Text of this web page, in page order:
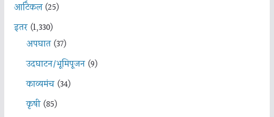
आर्टिकल(25)
इतर(1,330)
अपघात(37)
उदघाटन/भूमिपूजन(9)
काव्यमंच(34)
कृषी(85)